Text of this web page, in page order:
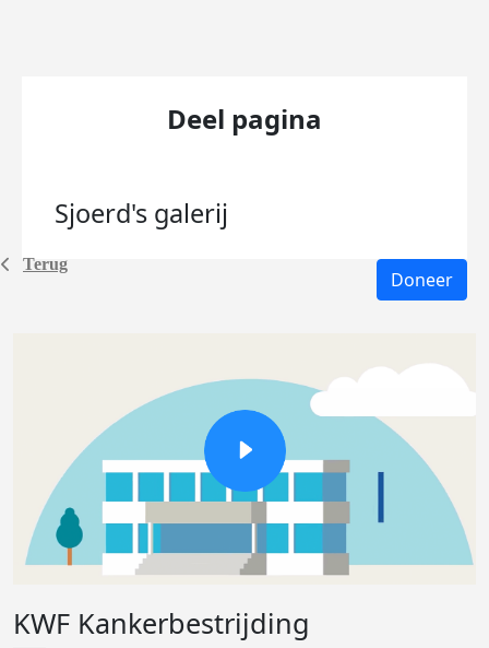
Terug
Deel pagina
Sjoerd's galerij
Doneer
KWF Kankerbestrijding